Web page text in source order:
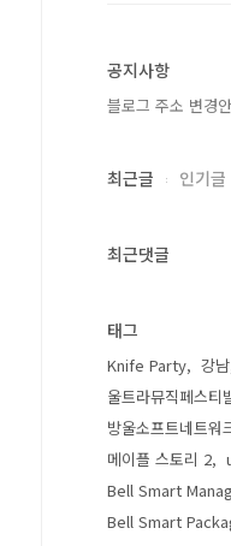
공지사항
블로그 주소 변경
최근글 인기글
최근댓글
태그
Knife Party 강남
울트라뮤직페스티
방울소프트네트워
메이플 스토리 2
Bell Smart
Bell Smart